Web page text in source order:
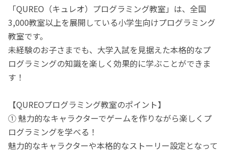
「QUREO（キュレオ）プログラミング教室」は、全国
3,000教室以上を展開している小学生向けプログラミング
教室です。
未経験のお子さまでも、大学入試を見据えた本格的なプ
ログラミングの知識を楽しく効果的に学ぶことができま
す！
【QUREOプログラミング教室のポイント】
① 魅力的なキャラクターでゲームを作りながら楽しくプ
ログラミングを学べる！
魅力的なキャラクターや本格的なストーリー設定となって